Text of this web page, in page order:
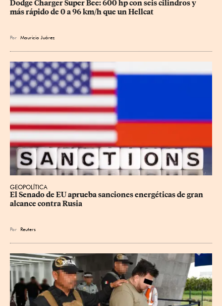
Dodge Charger Super Bee: 600 hp con seis cilindros y
más rápido de 0 a 96 km/h que un Hellcat
Por Mauricio Juárez
GEOPOLÍTICA
El Senado de EU aprueba sanciones energéticas de gran
alcance contra Rusia
Por Reuters